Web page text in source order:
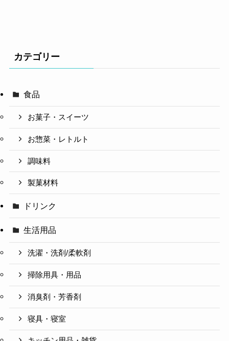
カテゴリー
食品
お菓子・スイーツ
お惣菜・レトルト
調味料
製菓材料
ドリンク
生活用品
洗濯・洗剤/柔軟剤
掃除用具・用品
消臭剤・芳香剤
寝具・寝室